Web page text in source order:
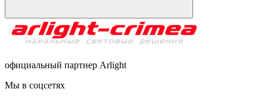
официальный партнер Arlight
Мы в соцсетях